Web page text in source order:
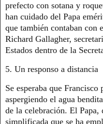
prefecto con sotana y
han cuidado del Papa
que también contaban con
Richard Gallagher,
Estados dentro de la
5. Un responso a distancia
Se esperaba que
aspergiendo el agua
de la celebración. El Papa,
simplificada que se ha